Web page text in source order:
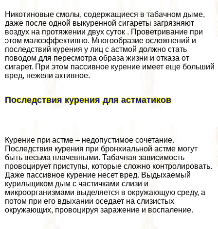
Никотиновые смолы, содержащиеся в табачном дыме,
даже после одной выкуренной сигареты загрязняют
воздух на протяжении двух суток . Проветривание при
этом малоэффективно. Многообразие осложнений и
последствий курения у лиц с астмой должно стать
поводом для пересмотра образа жизни и отказа от
сигарет. При этом пассивное курение имеет еще больший
вред, нежели активное.
Последствия курения для астматиков
Курение при астме – недопустимое сочетание.
Последствия курения при бронхиальной астме могут
быть весьма плачевными. Табачная зависимость
провоцирует приступы, которые сложно контролировать.
Даже пассивное курение несет вред. Выдыхаемый
курильщиком дым с частичками слизи и
микроорганизмами выделяется в окружающую среду, а
потом при его вдыхании оседает на слизистых
окружающих, провоцируя заражение и воспаление.